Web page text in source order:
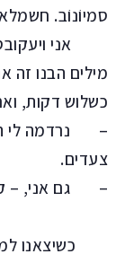
סמיוֹנוֹב.
אני
מילים הבנו זה
כשלוש דקות,
– נרדמה לי
צעדים.
– גם אני, –
כשיצאנו